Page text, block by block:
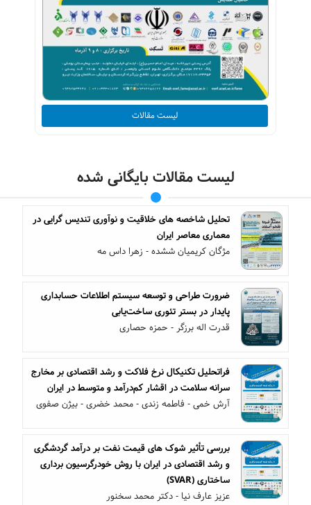
لیست مقالات
لیست مقالات بایگانی شده
تحلیل‌ شاخصه‌ های‌ خلاقیت‌ و نوآوری‌ تندیس گرایی در
معماری‌ معاصر ایران
مژگان کریمیان ششده - زهرا داس مه
ضرورت طراحی و توسعه سیستم اطلاعات حسابداری
پایدار در بستر تئوری ساخت‌یابی
قدرت اله برزگر - حمزه حصاری
فراتحلیل تکنیکال نرخ فلاکت و رشد اقتصادی بر مخارج
سرانه سلامت در اقشار کم‌درآمد و متوسط در ایران
آرش خمی - فاطمه زندی - محمد خضری - بیژن صفوی
بررسی تأثیر شوک های قیمت نفت بر درآمد گردشگری
و رشد اقتصادی در ایران با روش خودرگرسیون برداری
ساختاری (SVAR)
عزیز عارف نیا - دکتر محمد سخنور